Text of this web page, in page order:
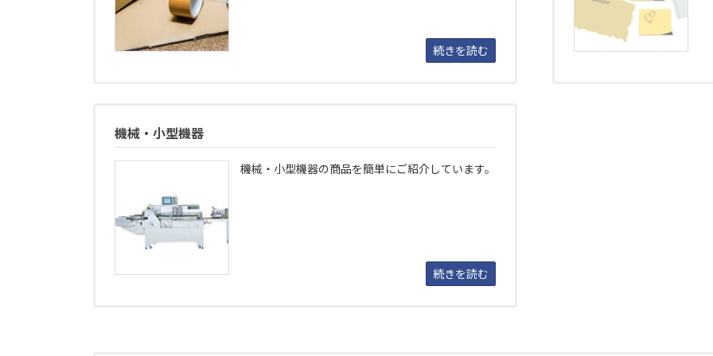
続きを読む
機械・小型機器
機械・小型機器の商品を簡単にご紹介しています。
続きを読む